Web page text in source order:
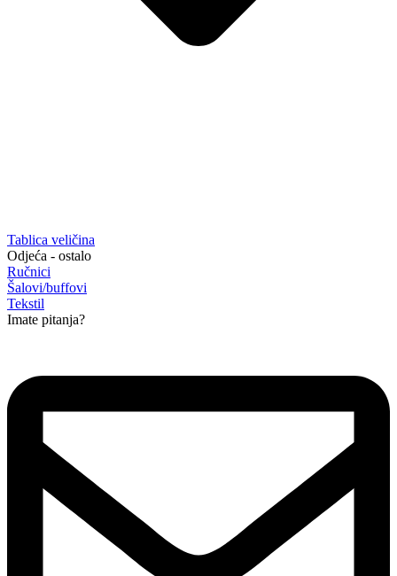
Tablica veličina
Odjeća - ostalo
Ručnici
Šalovi/buffovi
Tekstil
Imate pitanja?